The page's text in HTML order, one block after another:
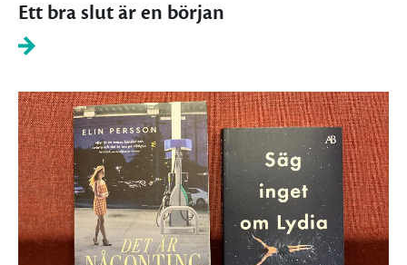
Ett bra slut är en början